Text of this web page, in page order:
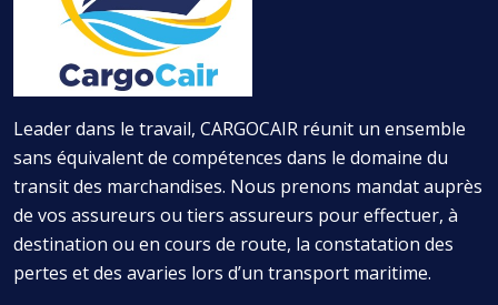
Leader dans le travail, CARGOCAIR réunit un ensemble
sans équivalent de compétences dans le domaine du
transit des marchandises. Nous prenons mandat auprès
de vos assureurs ou tiers assureurs pour effectuer, à
destination ou en cours de route, la constatation des
pertes et des avaries lors d’un transport maritime.